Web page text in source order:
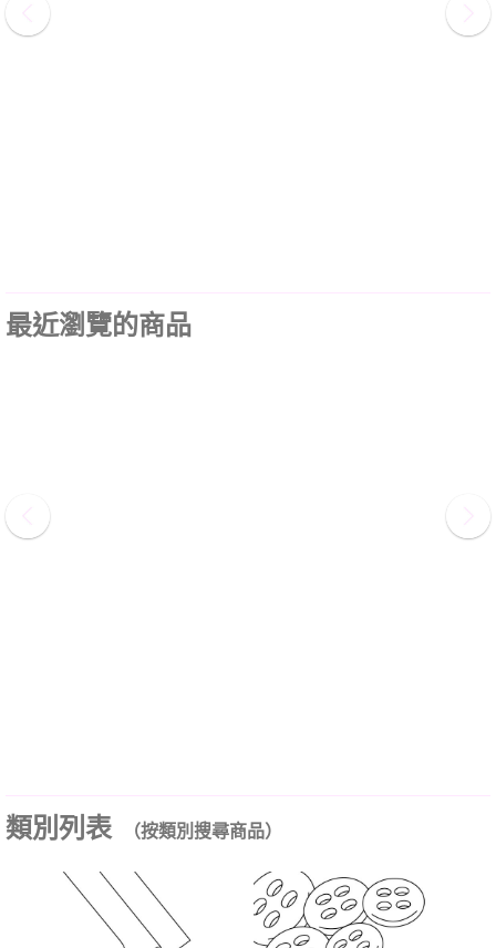
最近瀏覽的商品
類別列表 （按類別搜尋商品）